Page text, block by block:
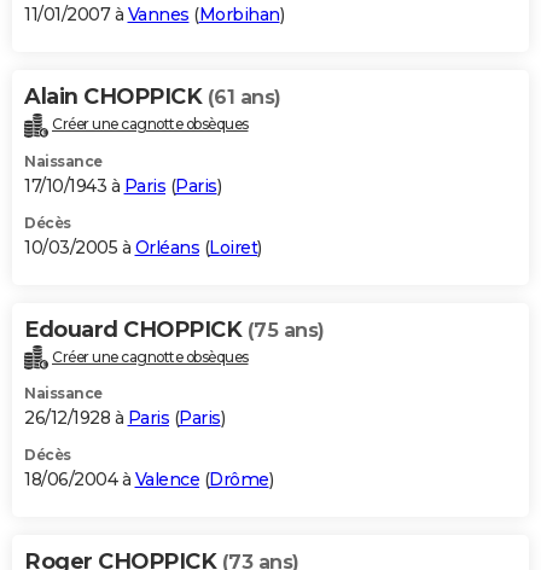
11/01/2007 à Vannes (Morbihan)
Alain CHOPPICK (61 ans)
Créer une cagnotte obsèques
Naissance
17/10/1943 à Paris (Paris)
Décès
10/03/2005 à Orléans (Loiret)
Edouard CHOPPICK (75 ans)
Créer une cagnotte obsèques
Naissance
26/12/1928 à Paris (Paris)
Décès
18/06/2004 à Valence (Drôme)
Roger CHOPPICK (73 ans)